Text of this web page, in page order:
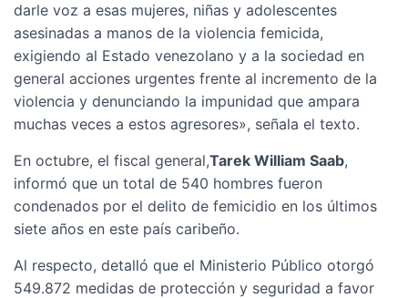
darle voz a esas mujeres, niñas y adolescentes
asesinadas a manos de la violencia femicida,
exigiendo al Estado venezolano y a la sociedad en
general acciones urgentes frente al incremento de la
violencia y denunciando la impunidad que ampara
muchas veces a estos agresores», señala el texto.
En octubre, el fiscal general,Tarek William Saab,
informó que un total de 540 hombres fueron
condenados por el delito de femicidio en los últimos
siete años en este país caribeño.
Al respecto, detalló que el Ministerio Público otorgó
549.872 medidas de protección y seguridad a favor